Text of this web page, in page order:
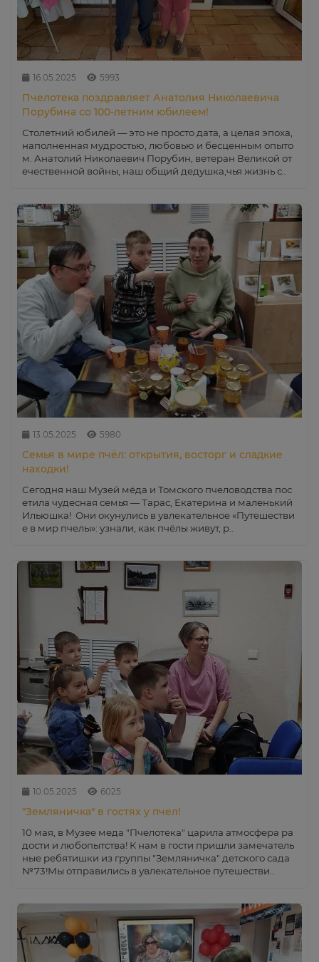
16.05.2025 5993
Пчелотека поздравляет Анатолия Николаевича
Порубина со 100-летним юбилеем!
Столетний юбилей — это не просто дата, а целая эпоха,
наполненная мудростью, любовью и бесценным опыто
м. Анатолий Николаевич Порубин, ветеран Великой от
ечественной войны, наш общий дедушка,чья жизнь с..
13.05.2025 5980
Семья в мире пчёл: открытия, восторг и сладкие
находки!
Сегодня наш Музей мёда и Томского пчеловодства пос
етила чудесная семья — Тарас, Екатерина и маленький
Ильюшка! Они окунулись в увлекательное «Путешестви
е в мир пчелы»: узнали, как пчёлы живут, р..
10.05.2025 6025
"Земляничка" в гостях у пчел!
10 мая, в Музее меда "Пчелотека" царила атмосфера ра
дости и любопытства! К нам в гости пришли замечатель
ные ребятишки из группы "Земляничка" детского сада
№73!Мы отправились в увлекательное путешестви..